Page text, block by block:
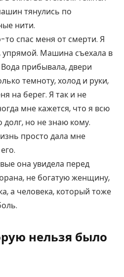
тянулись по
нити.
спас меня от смерти. Я
упрямой. Машина съехала в
прибывала, двери
темноту, холод и руки,
на берег. Я так и не
мне кажется, что я всю
но не знаю кому.
просто дала мне
она увидела перед
не богатую женщину,
а человека, который тоже
нельзя было